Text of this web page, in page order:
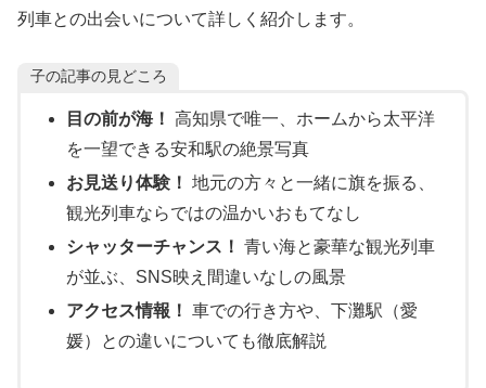
列車との出会いについて詳しく紹介します。
子の記事の見どころ
目の前が海！ 高知県で唯一、ホームから太平洋
を一望できる安和駅の絶景写真
お見送り体験！ 地元の方々と一緒に旗を振る、
観光列車ならではの温かいおもてなし
シャッターチャンス！ 青い海と豪華な観光列車
が並ぶ、SNS映え間違いなしの風景
アクセス情報！ 車での行き方や、下灘駅（愛
媛）との違いについても徹底解説